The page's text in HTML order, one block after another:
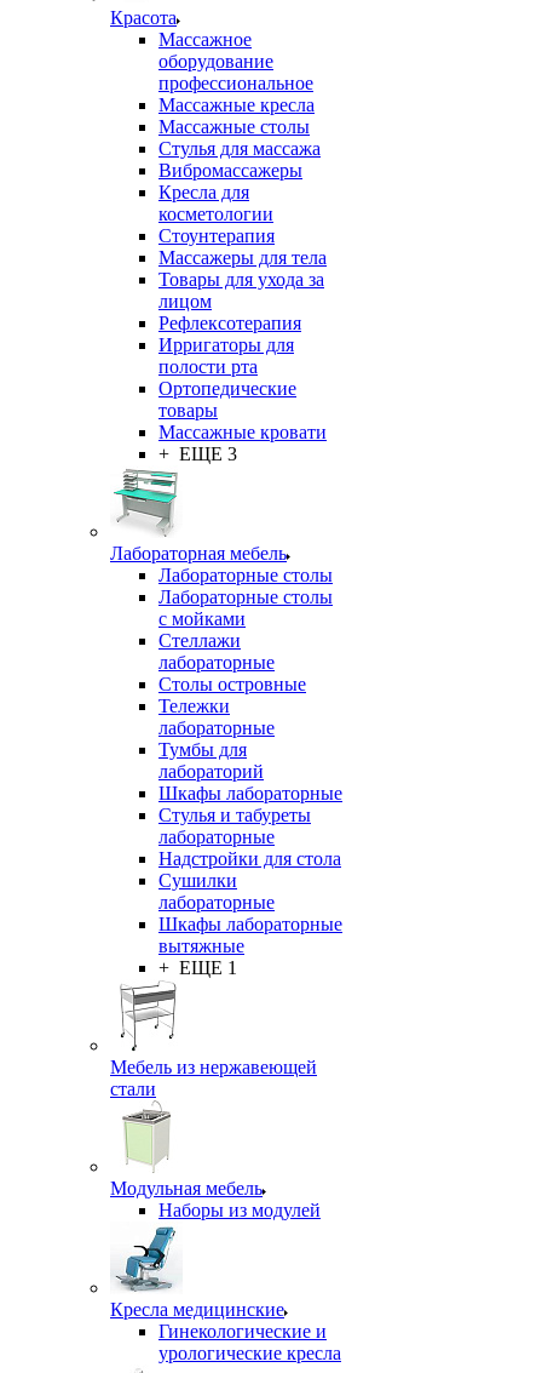
Красота
Массажное
оборудование
профессиональное
Массажные кресла
Массажные столы
Стулья для массажа
Вибромассажеры
Кресла для
косметологии
Стоунтерапия
Массажеры для тела
Товары для ухода за
лицом
Рефлексотерапия
Ирригаторы для
полости рта
Ортопедические
товары
Массажные кровати
+ ЕЩЕ 3
Лабораторная мебель
Лабораторные столы
Лабораторные столы
с мойками
Стеллажи
лабораторные
Столы островные
Тележки
лабораторные
Тумбы для
лабораторий
Шкафы лабораторные
Стулья и табуреты
лабораторные
Надстройки для стола
Сушилки
лабораторные
Шкафы лабораторные
вытяжные
+ ЕЩЕ 1
Мебель из нержавеющей
стали
Модульная мебель
Наборы из модулей
Кресла медицинские
Гинекологические и
урологические кресла